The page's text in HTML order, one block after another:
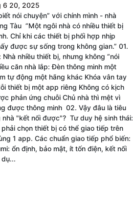
6 20, 2025
nói chuyện” với chính mình - nhà
Tàu “Một ngôi nhà có nhiều thiết bị
Chỉ khi các thiết bị phối hợp nhịp
được sự sống trong không gian.” 01.
nhiều thiết bị, nhưng không “nói
căn nhà lắp: Đèn thông minh một
tự động một hãng khác Khóa vân tay
thiết bị một app riêng Không có kịch
phản ứng chuỗi Chủ nhà thì mệt vì
được thông minh 02. Vậy đâu là tiêu
"kết nối được"? Tư duy hệ sinh thái:
chọn thiết bị có thể giao tiếp trên
1 app. Các chuẩn giao tiếp phổ biến:
ổn định, bảo mật, ít tốn điện, kết nối